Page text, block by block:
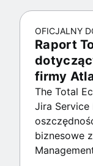
OFICJALNY
Raport
firmy
The Total
Jira Service
biznesowe